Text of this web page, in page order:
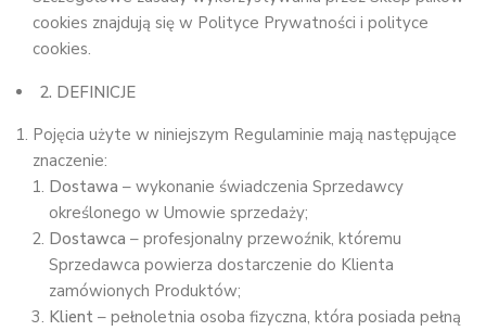
cookies znajdują się w Polityce Prywatności i polityce
cookies.
2. DEFINICJE
Pojęcia użyte w niniejszym Regulaminie mają następujące
znaczenie:
Dostawa – wykonanie świadczenia Sprzedawcy
określonego w Umowie sprzedaży;
Dostawca – profesjonalny przewoźnik, któremu
Sprzedawca powierza dostarczenie do Klienta
zamówionych Produktów;
Klient – pełnoletnia osoba fizyczna, która posiada pełną